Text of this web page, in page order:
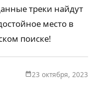
треки найдут
место в
поиске!
23 октября, 2023